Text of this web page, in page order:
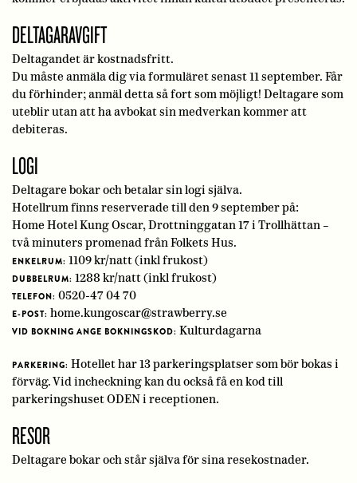
DELTAGARAVGIFT
Deltagandet är kostnadsfritt.
Du måste anmäla dig via formuläret senast 11 september. Får
du förhinder; anmäl detta så fort som möjligt! Deltagare som
uteblir utan att ha avbokat sin medverkan kommer att
debiteras.
LOGI
Deltagare bokar och betalar sin logi själva.
Hotellrum finns reserverade till den 9 september på:
Home Hotel Kung Oscar, Drottninggatan 17 i Trollhättan –
två minuters promenad från Folkets Hus.
ENKELRUM: 1109 kr/natt (inkl frukost)
DUBBELRUM: 1288 kr/natt (inkl frukost)
TELEFON: 0520-47 04 70
E-POST: home.kungoscar@strawberry.se
VID BOKNING ANGE BOKNINGSKOD: Kulturdagarna
PARKERING: Hotellet har 13 parkeringsplatser som bör bokas i
förväg. Vid incheckning kan du också få en kod till
parkeringshuset ODEN i receptionen.
RESOR
Deltagare bokar och står själva för sina resekostnader.